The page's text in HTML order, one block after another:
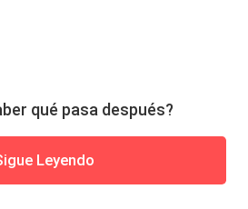
qué pasa después?
Leyendo